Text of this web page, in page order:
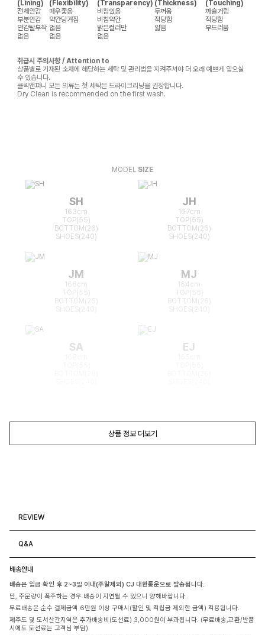
(Lining) (Flexibility) (Transparency) (Thickness)
(Touching)
전체안감
매우좋음 비침있음 두꺼움
까슬거림
부분안감
약간당겨짐 비침약간 적당함
적당함
안감탈부착 없음 밝은컬러만 얇음
부드러움
없음
없음 없음
취급시 주의사항 / Attention to
상품별로 기재된 소재에 해당하는 세탁 및 관리법을 지켜주셔야 더 오래 예쁘게 입으실
수 있습니다.
클릭앤퍼니 모든 의류는 첫 세탁은 드라이크리닝을 권장합니다.
Dry Clean is recommended on the first wash.
MODEL SIZE
SH
163cm
TOP(55)
BOTTOM(26)
SHOES(240)
JH
167cm
TOP(55)
BOTTOM(26)
SHOES(240)
JM
166cm
TOP(55)
BOTTOM(25)
MJ
164cm
TOP(55)
BOTTOM(26)
SA EJ
상품 정보 더보기
REVIEW
Q&A
배송안내
배송은 입금 확인 후 2~3일 이내(주말제외) CJ 대한통운으로 발송됩니다.
단, 주문량이 폭주하는 경우 배송이 지연될 수 있으니 양해바랍니다.
무료배송은 순수 결제금액 6만원 이상 구매시(할인 및 적립금 제외한 금액) 적용됩니다.
제주도 및 도서산간지역은 추가배송비(도선료) 3,000원이 부과됩니다. (무료배송,교환/반품
시에도 도선료는 고객님 부담)